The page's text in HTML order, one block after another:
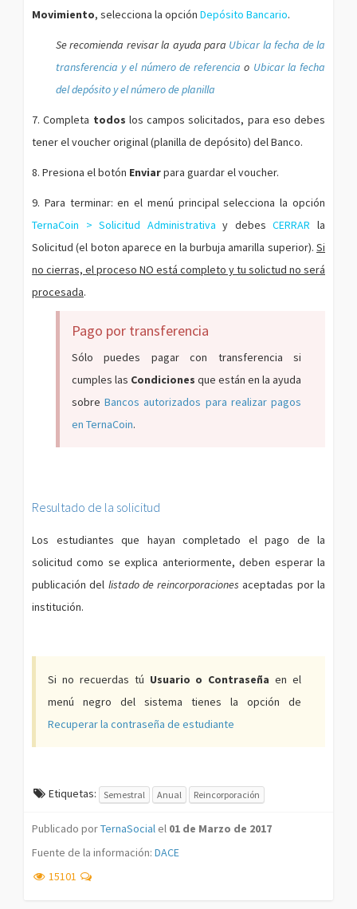
Movimiento, selecciona la opción Depósito Bancario.
Se recomienda revisar la ayuda para Ubicar la fecha de la
transferencia y el número de referencia o Ubicar la fecha
del depósito y el número de planilla
7. Completa todos los campos solicitados, para eso debes
tener el voucher original (planilla de depósito) del Banco.
8. Presiona el botón Enviarpara guardar el voucher.
9. Para terminar: en el menú principal selecciona la opción
TernaCoin > Solicitud Administrativa y debesCERRAR la
Solicitud (el boton aparece en la burbuja amarilla superior). Si
no cierras, el proceso NO está completo y tu solictud no será
procesada.
Pago por transferencia
Sólo puedes pagar con transferencia si
cumples las Condiciones que están en la ayuda
sobreBancos autorizados para realizar pagos
en TernaCoin.
Resultado de la solicitud
Los estudiantes que hayan completado el pago de la
solicitud como se explica anteriormente, deben esperar la
publicación del listado de reincorporaciones aceptadas por la
institución.
Si no recuerdas tú Usuario o Contraseña en el
menú negro del sistema tienes la opción de
Recuperar la contraseña de estudiante
Etiquetas: Semestral Anual Reincorporación
Publicado porTernaSocial el 01 de Marzo de 2017
Fuente de la información: DACE
15101